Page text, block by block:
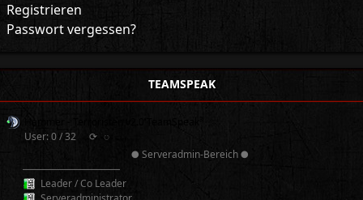
Registrieren
Passwort vergessen?
TEAMSPEAK
User: 0 / 32
⟳ ◌
● Serveradmin-Bereich ●
──────────
Leader / Co Leader